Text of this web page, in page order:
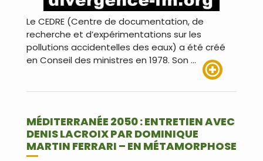
Le CEDRE (Centre de documentation, de
recherche et d’expérimentations sur les
pollutions accidentelles des eaux) a été créé
en Conseil des ministres en 1978. Son …
MÉDITERRANÉE 2050 : ENTRETIEN AVEC
DENIS LACROIX PAR DOMINIQUE
MARTIN FERRARI – EN MÉTAMORPHOSE